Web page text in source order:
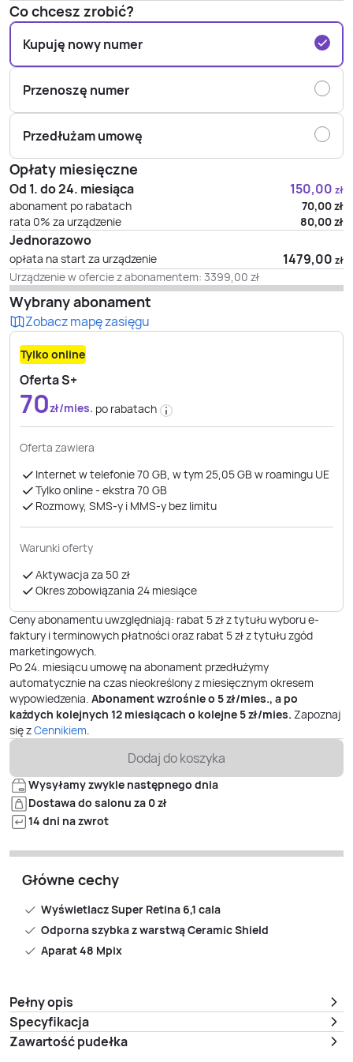
Co chcesz zrobić?
Kupuję nowy numer
Przenoszę numer
Przedłużam umowę
Opłaty miesięczne
Od 1. do 24. miesiąca 150,00 zł
abonament po rabatach 70,00zł
rata 0% za urządzenie
80,00zł
Jednorazowo
opłata na start za urządzenie 1479,00 zł
Urządzenie w ofercie z abonamentem: 3399,00 zł
Wybrany abonament
Zobacz mapę zasięgu
Tylko online
Oferta S+
70zł/mies. po rabatach
Oferta zawiera
Internet w telefonie 70 GB, w tym 25,05 GB w roamingu UE
Tylko online - ekstra 70 GB
Rozmowy, SMS-y i MMS-y bez limitu
Warunki oferty
Aktywacja za 50 zł
Okres zobowiązania 24 miesiące
Ceny abonamentu uwzględniają: rabat 5 zł z tytułu wyboru e-
faktury i terminowych płatności oraz rabat 5 zł z tytułu zgód
marketingowych.
Po24. miesiącu umowę na abonament przedłużymy
automatycznie na czas nieokreślony z miesięcznym okresem
wypowiedzenia. Abonament wzrośnie o 5zł/mies., a po
każdych kolejnych 12 miesiącach o kolejne5zł/mies. Zapoznaj
się zCennikiem.
Dodaj do koszyka
Wysyłamy zwykle następnego dnia
Dostawa do salonu za 0 zł
14 dni na zwrot
Główne cechy
Wyświetlacz Super Retina 6,1 cala
Odporna szybka z warstwą Ceramic Shield
Aparat 48 Mpix
Pełny opis
Specyfikacja
Zawartość pudełka